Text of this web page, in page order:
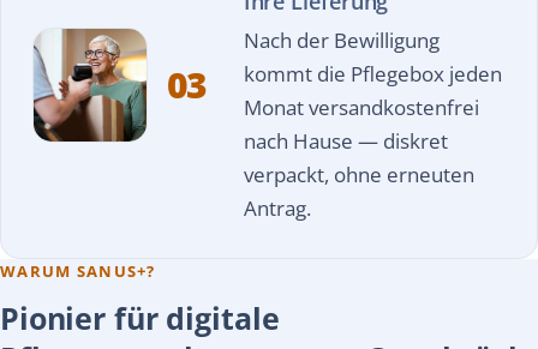
03
Nach der Bewilligung
kommt die Pflegebox jeden
Monat versandkostenfrei
nach Hause — diskret
verpackt, ohne erneuten
Antrag.
WARUM SANUS+?
Pionier für digitale